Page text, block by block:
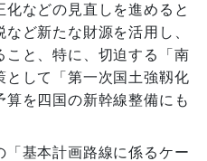
などの見直しを進めると
ど新たな財源を活用し、
こと、特に、切迫する「南
として「第一次国土強靱化
を四国の新幹線整備にも
「基本計画路線に係るケー